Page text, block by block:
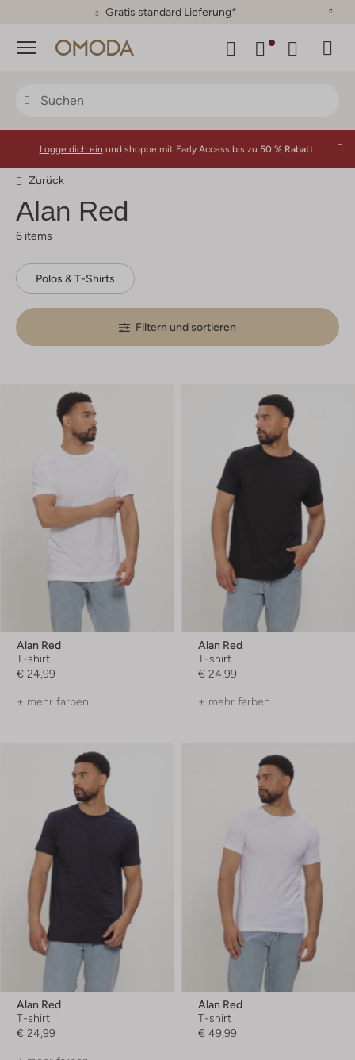
30 Tage Rückgaberecht
Menü
Logge dich ein und shoppe mit Early Access bis zu 50 % Rabatt.
Zurück
Alan Red
6 items
Polos & T-Shirts
Filtern und sortieren
Alan Red
T-shirt
€ 24,99
+ mehr farben
Alan Red
T-shirt
€ 24,99
+ mehr farben
Alan Red
T-shirt
€ 24,99
Alan Red
T-shirt
€ 49,99